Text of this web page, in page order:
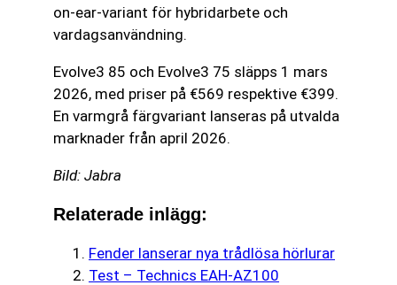
on-ear-variant för hybridarbete och
vardagsanvändning.
Evolve3 85 och Evolve3 75 släpps 1 mars
2026, med priser på €569 respektive €399.
En varmgrå färgvariant lanseras på utvalda
marknader från april 2026.
Bild: Jabra
Relaterade inlägg:
Fender lanserar nya trådlösa hörlurar
Test – Technics EAH-AZ100